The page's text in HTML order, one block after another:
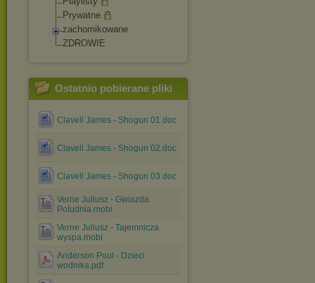
Prywatne
zachomikowane
ZDROWIE
Ostatnio pobierane pliki
Clavell James - Shogun 01.doc
Clavell James - Shogun 02.doc
Clavell James - Shogun 03.doc
Verne Juliusz - Gwiazda
Poludnia.mobi
Verne Juliusz - Tajemnicza
wyspa.mobi
Anderson Poul - Dzieci
wodnika.pdf